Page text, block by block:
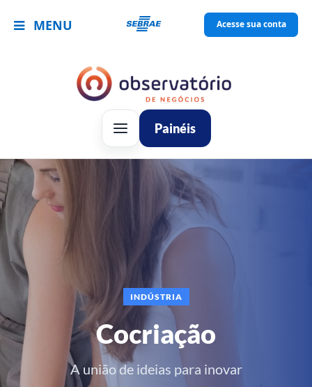
MENU Acesse sua conta
Painéis
INDÚSTRIA
Cocriação
A união de ideias para inovar